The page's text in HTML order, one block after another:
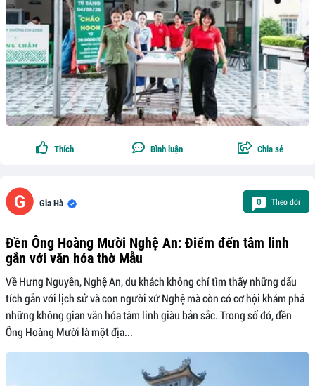
Thích Bình luận Chia sẻ
Gia Hà 0 Theo dõi
Đền Ông Hoàng Mười Nghệ An: Điểm đến tâm linh
gắn với văn hóa thờ Mẫu
Về Hưng Nguyên, Nghệ An, du khách không chỉ tìm thấy những dấu
tích gắn với lịch sử và con người xứ Nghệ mà còn có cơ hội khám phá
những không gian văn hóa tâm linh giàu bản sắc. Trong số đó, đền
Ông Hoàng Mười là một địa...